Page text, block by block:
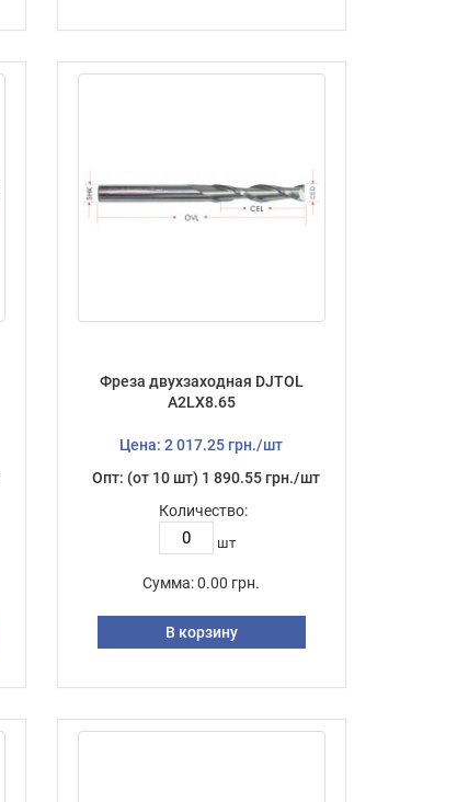
Фреза двухзаходная DJTOL
А2LX8.65
Цена: 2 017.25 грн./шт
Опт: (от 10 шт) 1 890.55 грн./шт
Количество:
шт
Сумма: 0.00 грн.
В корзину